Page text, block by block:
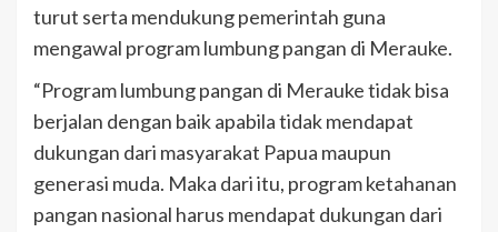
turut serta mendukung pemerintah guna
mengawal program lumbung pangan di Merauke.
“Program lumbung pangan di Merauke tidak bisa
berjalan dengan baik apabila tidak mendapat
dukungan dari masyarakat Papua maupun
generasi muda. Maka dari itu, program ketahanan
pangan nasional harus mendapat dukungan dari